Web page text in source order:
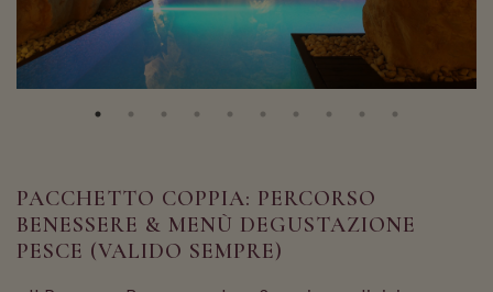
PACCHETTO COPPIA: PERCORSO
BENESSERE & MENÙ DEGUSTAZIONE
PESCE (VALIDO SEMPRE)